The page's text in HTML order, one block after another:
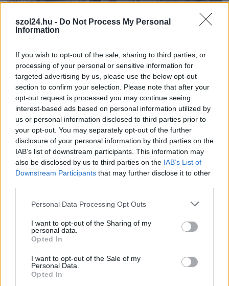
szol24.hu - Do Not Process My Personal
Information
If you wish to opt-out of the sale, sharing to third parties, or
processing of your personal or sensitive information for
targeted advertising by us, please use the below opt-out
section to confirm your selection. Please note that after your
opt-out request is processed you may continue seeing
interest-based ads based on personal information utilized by
us or personal information disclosed to third parties prior to
your opt-out. You may separately opt-out of the further
disclosure of your personal information by third parties on the
IAB’s list of downstream participants. This information may
also be disclosed by us to third parties on the IAB’s List of
Downstream Participants that may further disclose it to other
Please note that this website/app uses one or more Google
not limited to your visit or usage behaviour. You may click to
grant or deny consent to Google and its third-party tags to
use your data for below specified purposes in below Google
consent section.
Personal Data Processing Opt Outs
I want to opt-out of the Sharing of my
personal data.
Opted In
I want to opt-out of the Sale of my
Personal Data.
Opted In
2026.08.06. Horváth Zsolt
A zárkában rosszul lett, elájult – ilyen
körülményekről számoltak be a szolnoki börtönből
Az ország több büntetés-végrehajtási intézetéből is hasonló
panaszok érkeztek a napokban, miután energiatakarékossági
intézkedéseket vezettek be...
Szolnok